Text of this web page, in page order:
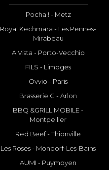
Pocha ! - Metz
Royal Kechmara - Les Pennes-
Mirabeau
A Vista - Porto-Vecchio
FILS - Limoges
Ovvio - Paris
Brasserie G - Arlon
BBQ &GRILL MOBILE -
Montpellier
Red Beef - Thionville
Les Roses - Mondorf-Les-Bains
AUMI - Puymoyen